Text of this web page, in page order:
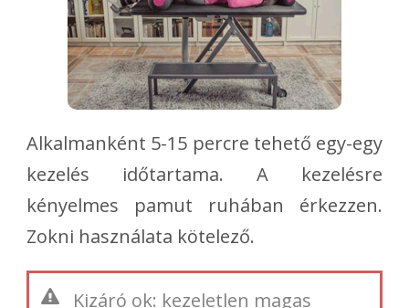
Alkalmanként 5-15 percre tehető egy-egy
kezelés időtartama. A kezelésre
kényelmes pamut ruhában érkezzen.
Zokni használata kötelező.
Kizáró ok: kezeletlen magas